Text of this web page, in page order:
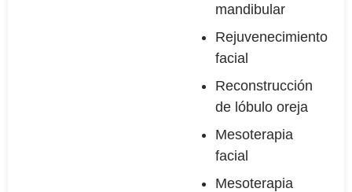
mandibular
Rejuvenecimiento
facial
Reconstrucción
de lóbulo oreja
Mesoterapia
facial
Mesoterapia